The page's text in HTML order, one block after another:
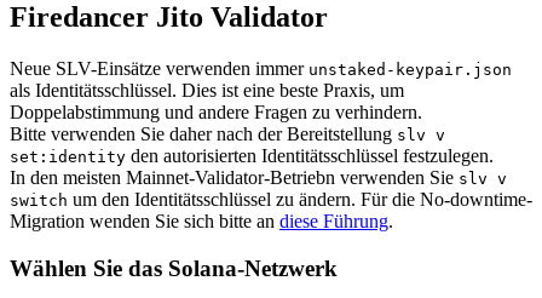
Firedancer Jito Validator
Neue SLV-Einsätze verwenden immer unstaked-keypair.json
als Identitätsschlüssel. Dies ist eine beste Praxis, um
Doppelabstimmung und andere Fragen zu verhindern.
Bitte verwenden Sie daher nach der Bereitstellung slv v
set:identity den autorisierten Identitätsschlüssel festzulegen.
In den meisten Mainnet-Validator-Betriebn verwenden Sie slv v
switch um den Identitätsschlüssel zu ändern. Für die No-downtime-
Migration wenden Sie sich bitte an diese Führung.
Wählen Sie das Solana-Netzwerk